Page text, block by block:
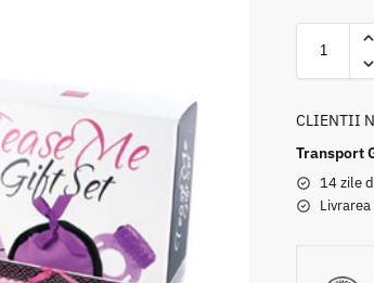
CLIENTII
Transport
14 zile